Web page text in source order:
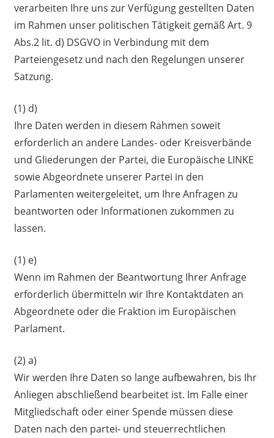
verarbeiten Ihre uns zur Verfügung gestellten Daten
im Rahmen unser politischen Tätigkeit gemäß Art. 9
Abs.2 lit. d) DSGVO in Verbindung mit dem
Parteiengesetz und nach den Regelungen unserer
Satzung.
(1) d)
Ihre Daten werden in diesem Rahmen soweit
erforderlich an andere Landes- oder Kreisverbände
und Gliederungen der Partei, die Europäische LINKE
sowie Abgeordnete unserer Partei in den
Parlamenten weitergeleitet, um Ihre Anfragen zu
beantworten oder Informationen zukommen zu
lassen.
(1) e)
Wenn im Rahmen der Beantwortung Ihrer Anfrage
erforderlich übermitteln wir Ihre Kontaktdaten an
Abgeordnete oder die Fraktion im Europäischen
Parlament.
(2) a)
Wir werden Ihre Daten so lange aufbewahren, bis Ihr
Anliegen abschließend bearbeitet ist. Im Falle einer
Mitgliedschaft oder einer Spende müssen diese
Daten nach den partei- und steuerrechtlichen